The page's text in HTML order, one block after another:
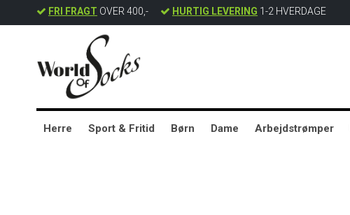
FRI FRAGT OVER 400,- HURTIG LEVERING 1-2 HVERDAGE
Herre Sport & Fritid Børn Dame Arbejdstrømper